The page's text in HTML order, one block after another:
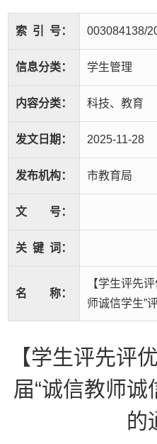
索 引 号： 003084138/
信息分类： 学生管理
内容分类： 科技、教育
发文日期： 2025-11-28
发布机构： 市教育局
文 号：
关 键 词：
名 称：
【学生评先
师诚信学生”
【学生评先评
届“诚信教师诚
的